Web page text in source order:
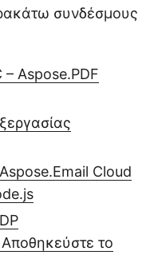
συνδέσμους
Aspose.PDF
Cloud
το